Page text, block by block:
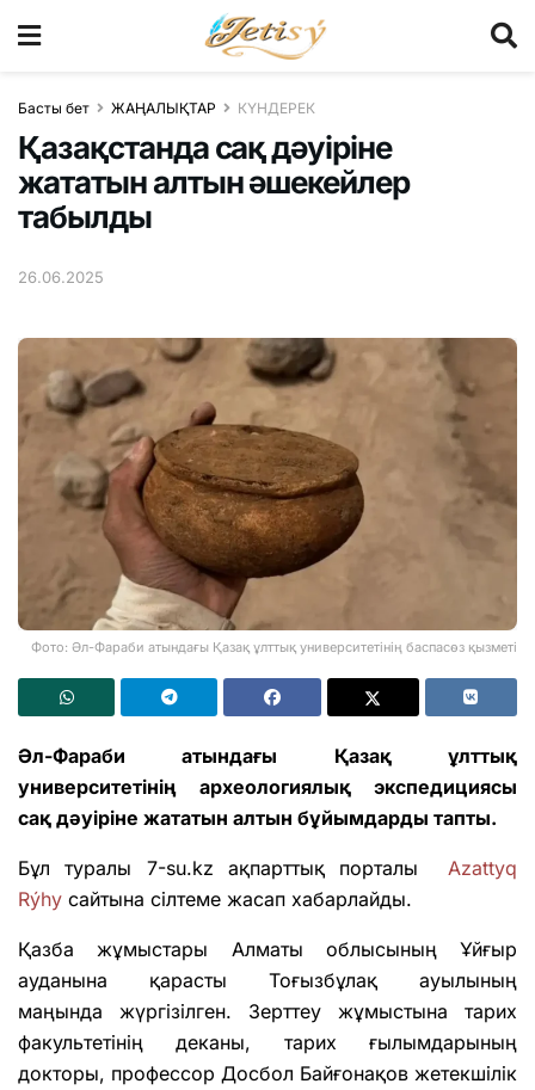
Басты бет ЖАҢАЛЫҚТАР КҮНДЕРЕК
Қазақстанда сақ дәуіріне
жататын алтын әшекейлер
табылды
26.06.2025
Фото: Әл-Фараби атындағы Қазақ ұлттық университетінің баспасөз қызметі
Әл-Фараби атындағы Қазақ ұлттық
университетінің археологиялық экспедициясы
сақ дәуіріне жататын алтын бұйымдарды тапты.
Бұл туралы 7-su.kz ақпарттық порталы Azattyq
Rýhy сайтына сілтеме жасап хабарлайды.
Қазба жұмыстары Алматы облысының Ұйғыр
ауданына қарасты Тоғызбұлақ ауылының
маңында жүргізілген. Зерттеу жұмыстына тарих
факультетінің деканы, тарих ғылымдарының
докторы, профессор Досбол Байғонақов жетекшілік